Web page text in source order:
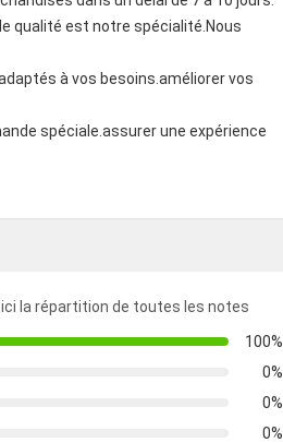
qualité est notre spécialité.Nous
à vos besoins.améliorer vos
spéciale.assurer une expérience
la répartition de toutes les notes
100%
0%
0%
0%